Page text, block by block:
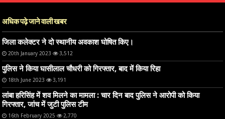
अधिक पढ़े जाने वाली खबर
जिला कलेक्टर ने दो स्थानीय अवकाश घोषित किए।
20th January 2023 3,512
पुलिस ने किया घासीलाल चौधरी को गिरफ्तार, बाद में किया रिहा
18th June 2023 3,191
लांबा हरिसिंह में शव मिलने का मामला : चार दिन बाद पुलिस ने आरोपी को किया
गिरफ्तार, जांच में जुटी पुलिस टीम
16th February 2025 2,770